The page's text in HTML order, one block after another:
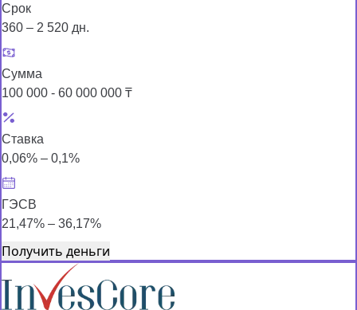
Срок
360 – 2 520 дн.
Сумма
100 000 - 60 000 000 ₸
Ставка
0,06% – 0,1%
ГЭСВ
21,47% – 36,17%
Получить деньги